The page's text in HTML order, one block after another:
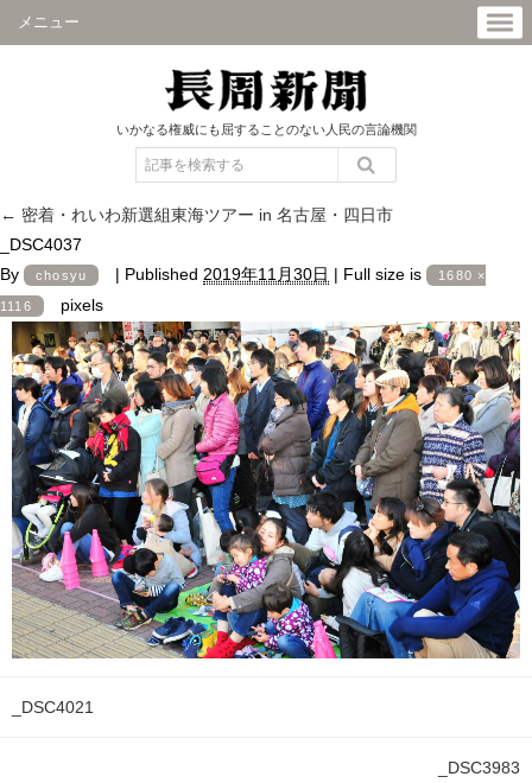
メニュー
いかなる権威にも屈することのない人民の言論機関
← 密着・れいわ新選組東海ツアー in 名古屋・四日市
_DSC4037
By
chosyu | Published 2019年11月30日 | Full size is 1680 ×
1116 pixels
_DSC4021
_DSC3983